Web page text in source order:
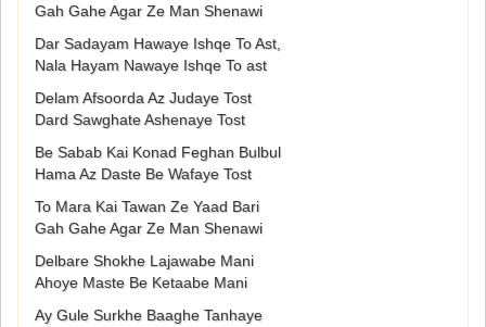
Gah Gahe Agar Ze Man Shenawi
Dar Sadayam Hawaye Ishqe To Ast,
Nala Hayam Nawaye Ishqe To ast
Delam Afsoorda Az Judaye Tost
Dard Sawghate Ashenaye Tost
Be Sabab Kai Konad Feghan Bulbul
Hama Az Daste Be Wafaye Tost
To Mara Kai Tawan Ze Yaad Bari
Gah Gahe Agar Ze Man Shenawi
Delbare Shokhe Lajawabe Mani
Ahoye Maste Be Ketaabe Mani
Ay Gule Surkhe Baaghe Tanhaye